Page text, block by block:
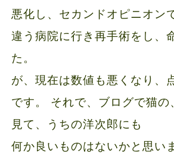
悪化し、セカンドオピニオン
違う病院に行き再手術をし、
た。
が、現在は数値も悪くなり、
です。 それで、ブログで猫の
見て、うちの洋次郎にも
何か良いものはないかと思い